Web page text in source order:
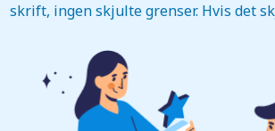
skrift, ingen skjulte grenser. Hvis det